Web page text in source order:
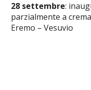
28 settembre:
parzialmente a
Eremo – Vesuvio